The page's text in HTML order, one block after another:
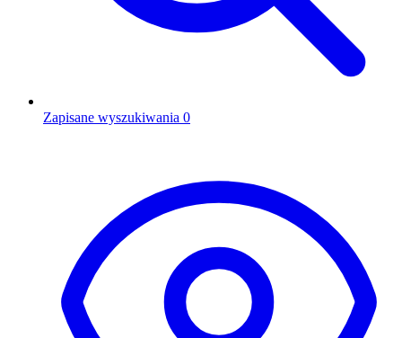
Zapisane wyszukiwania 0